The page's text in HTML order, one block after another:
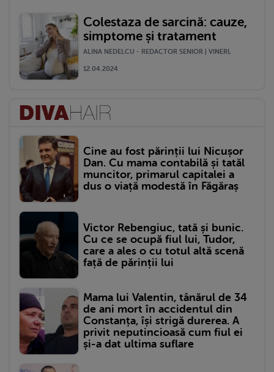
Colestaza de sarcină: cauze,
simptome și tratament
ALINA NEDELCU - REDACTOR SENIOR | VINERI,
12.04.2024
Cine au fost părinții lui Nicușor
Dan. Cu mama contabilă și tatăl
muncitor, primarul capitalei a
dus o viață modestă în Făgăraș
Victor Rebengiuc, tată și bunic.
Cu ce se ocupă fiul lui, Tudor,
care a ales o cu totul altă scenă
față de părinții lui
Mama lui Valentin, tânărul de 34
de ani mort în accidentul din
Constanța, își strigă durerea. A
privit neputincioasă cum fiul ei
și-a dat ultima suflare